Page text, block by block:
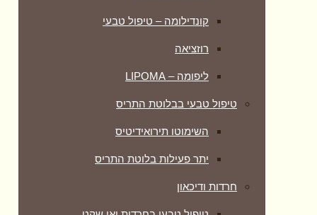
קונדילומה – טיפול טבעי
רוזציאה
ליפומה – LIPOMA
טיפול טבעי בבלוטת התריס
השימוטו תירואידיטיס
יתר פעילות בלוטת התריס
חרדות ודיכאון